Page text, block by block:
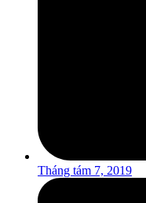
Tháng tám 7, 2019